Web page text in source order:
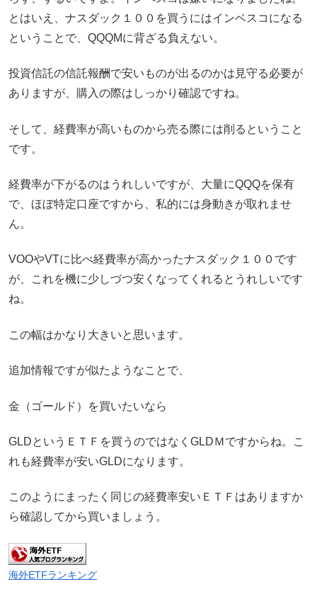
とはいえ、ナスダック１００を買うにはインベスコになる
ということで、QQQMに背ざる負えない。
投資信託の信託報酬で安いものが出るのかは見守る必要が
ありますが、購入の際はしっかり確認ですね。
そして、経費率が高いものから売る際には削るということ
です。
経費率が下がるのはうれしいですが、大量にQQQを保有
で、ほぼ特定口座ですから、私的には身動きが取れませ
ん。
VOOやVTに比べ経費率が高かったナスダック１００です
が、これを機に少しづつ安くなってくれるとうれしいです
ね。
この幅はかなり大きいと思います。
追加情報ですが似たようなことで、
金（ゴールド）を買いたいなら
GLDというＥＴＦを買うのではなくGLDＭですからね。こ
れも経費率が安いGLDになります。
このようにまったく同じの経費率安いＥＴＦはありますか
ら確認してから買いましょう。
海外ETFランキング